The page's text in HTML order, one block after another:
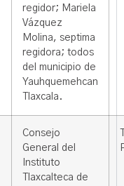
regidor; Mariela
Vázquez
Molina, septima
regidora; todos
del municipio de
Yauhquemehcan
Tlaxcala.
Consejo
General del
Instituto
Tlaxcalteca de